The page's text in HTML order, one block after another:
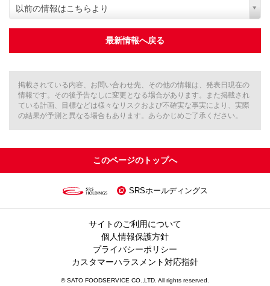
以前の情報はこちらより
最新情報へ戻る
掲載されている内容、お問い合わせ先、その他の情報は、発表日現在の
情報です。その後予告なしに変更となる場合があります。また掲載され
ている計画、目標などは様々なリスクおよび不確実な事実により、実際
の結果が予測と異なる場合もあります。あらかじめご了承ください。
このページのトップへ
SRSホールディングス
サイトのご利用について
個人情報保護方針
プライバシーポリシー
カスタマーハラスメント対応指針
© SATO FOODSERVICE CO.,LTD. All rights reserved.